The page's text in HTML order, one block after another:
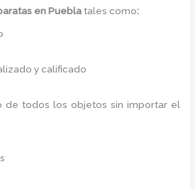
en Puebla tales como:
y calificado
de todos los objetos sin importar el